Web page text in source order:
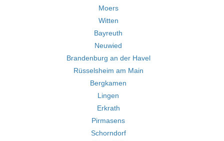
Moers
Witten
Bayreuth
Neuwied
Brandenburg an der Havel
Rüsselsheim am Main
Bergkamen
Lingen
Erkrath
Pirmasens
Schorndorf